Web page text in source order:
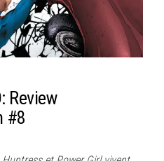
Review
#8